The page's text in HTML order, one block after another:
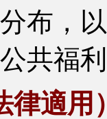
布，
共福
適用）